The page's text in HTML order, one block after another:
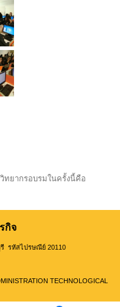
ทยากรอบรมในครั้งนี้คือ
กิจ
รี รหัสไปรษณีย์ 20110
TECHNOLOGICAL